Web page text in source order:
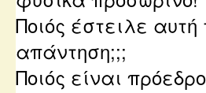
Ποιός έστειλε αυτή
απάντηση;;;
Ποιός είναι